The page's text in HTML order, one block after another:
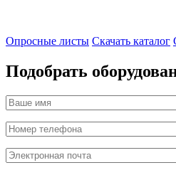
Опросные листы Скачать каталог
Подобрать